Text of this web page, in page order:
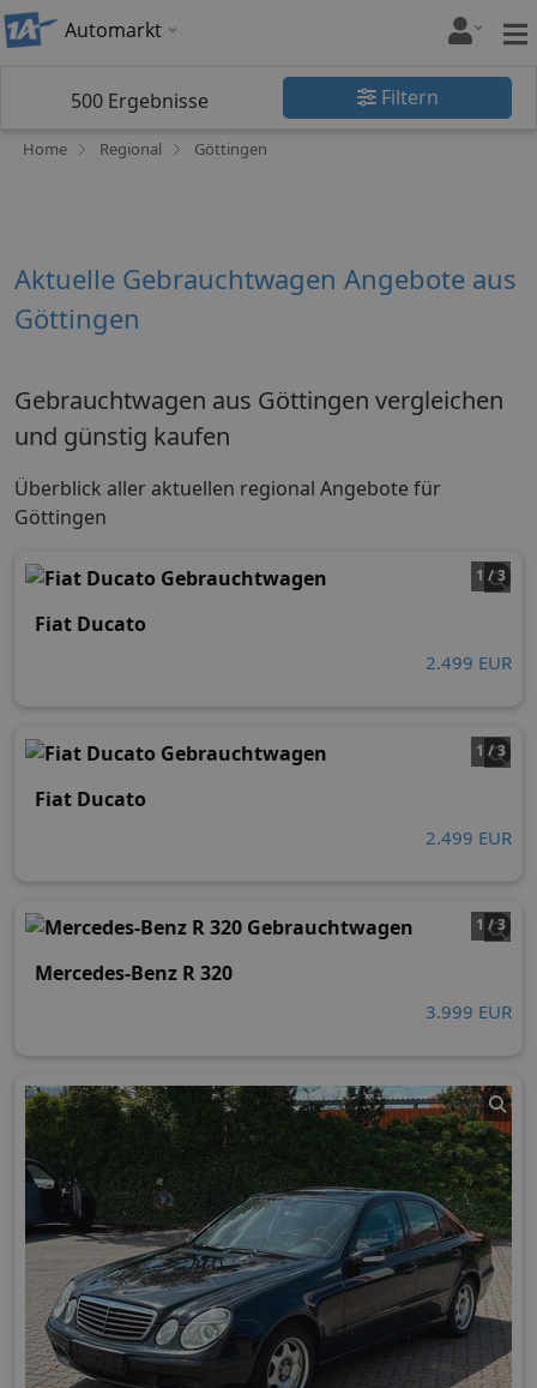
Automarkt
500 Ergebnisse Filtern
Home Regional Göttingen
Aktuelle Gebrauchtwagen Angebote aus
Göttingen
Gebrauchtwagen aus Göttingen vergleichen
und günstig kaufen
Überblick aller aktuellen regional Angebote für
Göttingen
1 / 3
Fiat Ducato
2.499 EUR
1 / 3
Fiat Ducato
2.499 EUR
1 / 3
Mercedes-Benz R 320
3.999 EUR